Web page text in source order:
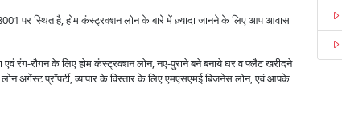
पर स्थित है, होम कंस्ट्रक्शन लोन के बारे में ज़्यादा जानने के लिए आप आवास
एवं रंग-रौग़न के लिए होम कंस्ट्रक्शन लोन, नए-पुराने बने बनाये घर व फ्लैट खरीदने
अगेंस्ट प्रॉपर्टी, व्यापार के विस्तार के लिए एमएसएमई बिजनेस लोन, एवं आपके